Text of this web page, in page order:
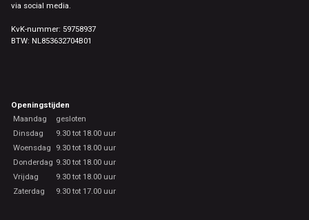
via social media.
KvK-nummer: 59758937
BTW: NL853632704B01
Openingstijden
Maandag
gesloten
Dinsdag
9.30 tot 18.00 uur
Woensdag
9.30 tot 18.00 uur
Donderdag 9.30 tot 18.00 uur
Vrijdag
9.30 tot 18.00 uur
Zaterdag
9.30 tot 17.00 uur